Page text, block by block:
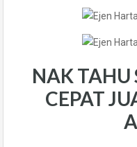
NAK TAHU
CEPAT